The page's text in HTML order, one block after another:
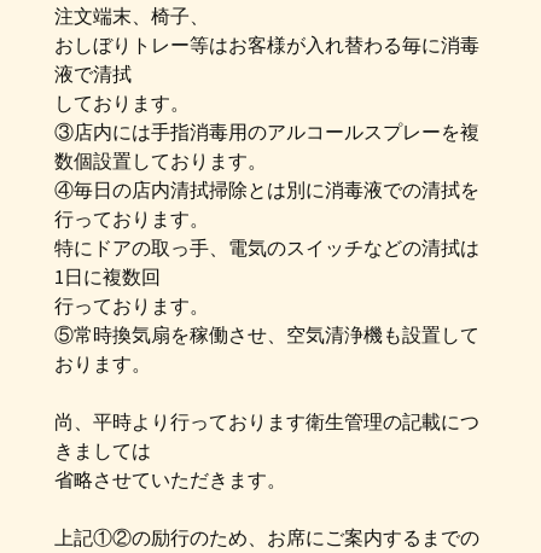
注文端末、椅子、
おしぼりトレー等はお客様が入れ替わる毎に消毒
液で清拭
しております。
③店内には手指消毒用のアルコールスプレーを複
数個設置しております。
④毎日の店内清拭掃除とは別に消毒液での清拭を
行っております。
特にドアの取っ手、電気のスイッチなどの清拭は
1日に複数回
行っております。
⑤常時換気扇を稼働させ、空気清浄機も設置して
おります。
尚、平時より行っております衛生管理の記載につ
きましては
省略させていただきます。
上記①②の励行のため、お席にご案内するまでの